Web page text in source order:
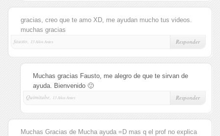
gracias, creo que te amo XD, me ayudan mucho tus videos.
muchas gracias
fausto,
13 Años Antes Responder
Muchas gracias Fausto, me alegro de que te sirvan de
ayuda. Bienvenido 🙂
Quimitube,
13 Años Antes Responder
Muchas Gracias de Mucha ayuda =D mas q el prof no explica